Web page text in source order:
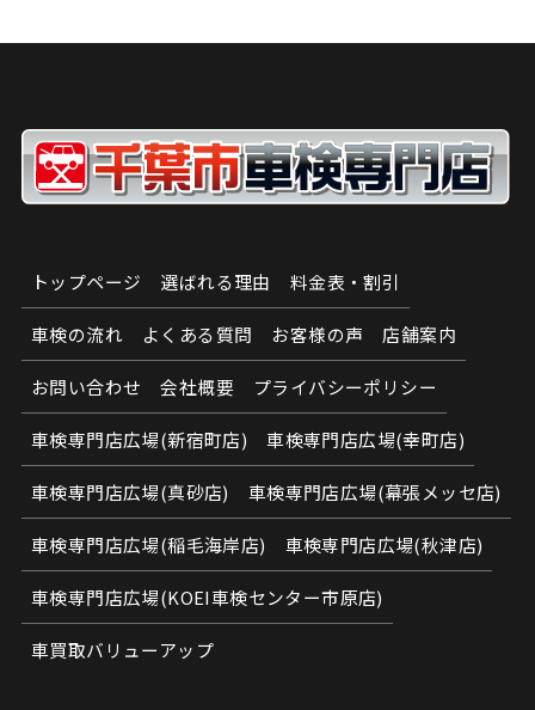
トップページ 選ばれる理由 料金表・割引
車検の流れ よくある質問 お客様の声 店舗案内
お問い合わせ 会社概要 プライバシーポリシー
車検専門店広場(新宿町店) 車検専門店広場(幸町店)
車検専門店広場(真砂店) 車検専門店広場(幕張メッセ店)
車検専門店広場(稲毛海岸店) 車検専門店広場(秋津店)
車検専門店広場(KOEI車検センター市原店)
車買取バリューアップ